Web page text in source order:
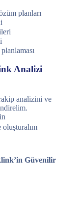
planları
Analizi
analizini ve
oluşturalım
Güvenilir